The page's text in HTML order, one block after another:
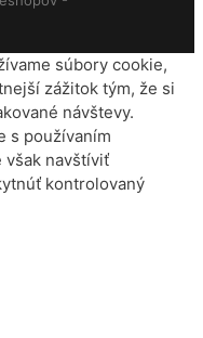
súbory cookie,
zážitok tým, že si
návštevy.
s používaním
však navštíviť
kontrolovaný